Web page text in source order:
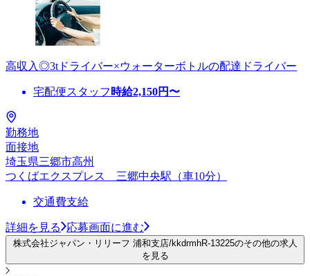
高収入◎3tドライバー×ウォーターボトルの配達ドライバー
宅配便スタッフ 時給2,150円〜
勤務地
面接地
埼玉県三郷市高州
つくばエクスプレス 三郷中央駅（車10分）
交通費支給
詳細を見る 応募画面に進む
株式会社ジャパン・リリーフ 浦和支店/kkdrmhR-13225のその他の求人
を見る